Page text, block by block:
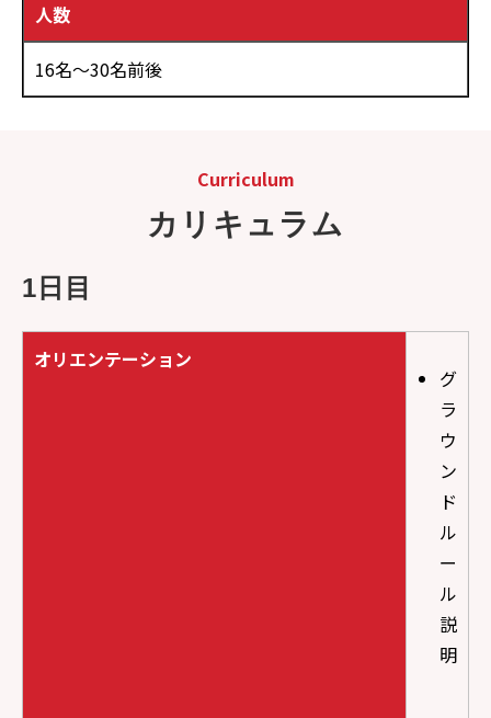
人数
16名～30名前後
Curriculum
カリキュラム
1日目
オリエンテーション
グ
ラ
ウ
ン
ド
ル
ー
ル
説
明